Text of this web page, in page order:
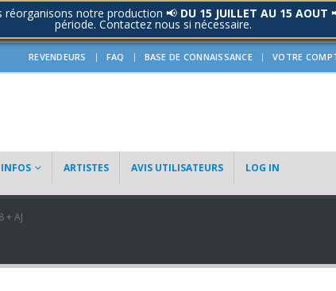
réorganisons notre production 📢 DU 15 JUILLET AU 15 AOUT
période. Contactez nous si nécessaire.
REVENDEURS FAQ BASE DE CONNAISSANCE VOTRE
INFOS ARTISTES AVIS UTILISATEURS LOG IN
+ AJ